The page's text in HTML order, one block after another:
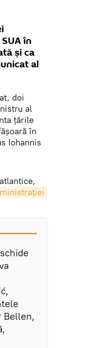
în
și ca
al
doi
al
ţările
în
Iohannis
Bellen,